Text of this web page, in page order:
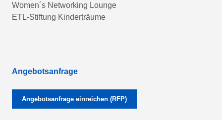
Women´s Networking Lounge
ETL-Stiftung Kinderträume
Angebotsanfrage
Angebotsanfrage einreichen (RFP)